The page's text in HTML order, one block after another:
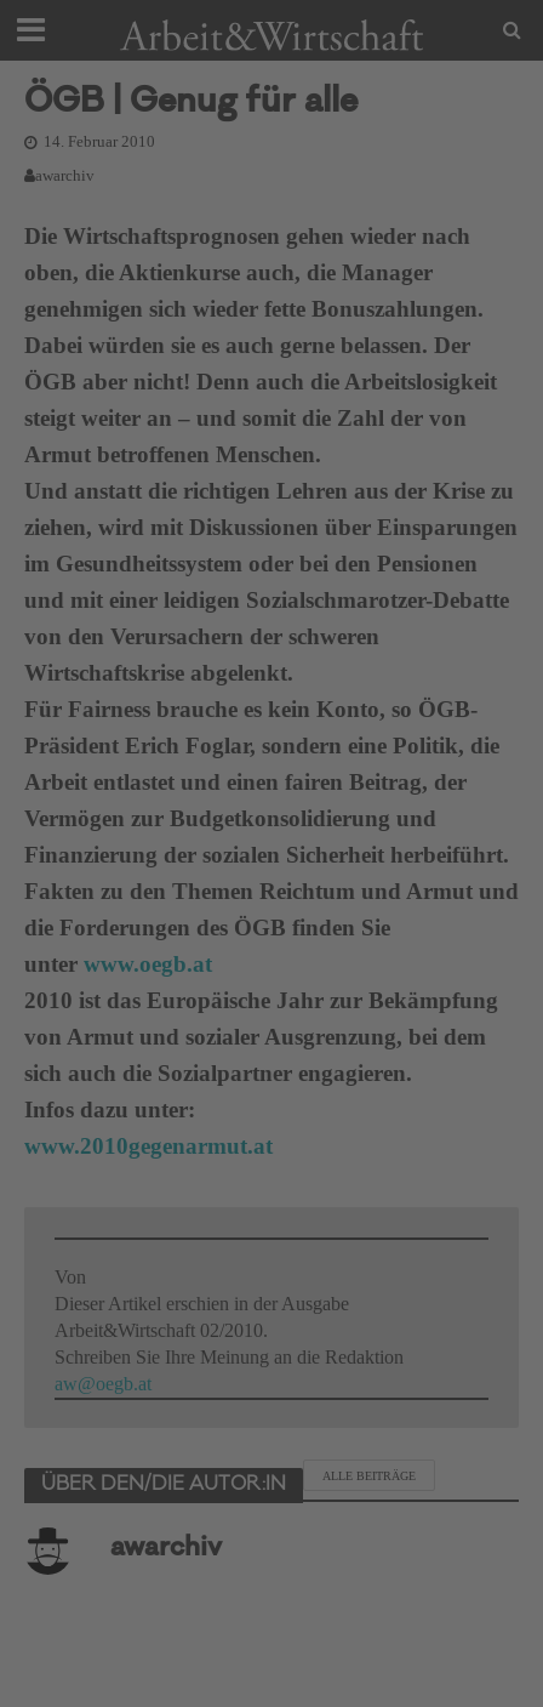
ÖGB | Genug für alle
14. Februar 2010
awarchiv
Die Wirtschaftsprognosen gehen wieder nach
oben, die Aktienkurse auch, die Manager
genehmigen sich wieder fette Bonuszahlungen.
Dabei würden sie es auch gerne belassen. Der
ÖGB aber nicht! Denn auch die Arbeitslosigkeit
steigt weiter an – und somit die Zahl der von
Armut betroffenen Menschen.
Und anstatt die richtigen Lehren aus der Krise zu
ziehen, wird mit Diskussionen über Einsparungen
im Gesundheitssystem oder bei den Pensionen
und mit einer leidigen Sozialschmarotzer-Debatte
von den Verursachern der schweren
Wirtschaftskrise abgelenkt.
Für Fairness brauche es kein Konto, so ÖGB-
Präsident Erich Foglar, sondern eine Politik, die
Arbeit entlastet und einen fairen Beitrag, der
Vermögen zur Budgetkonsolidierung und
Finanzierung der sozialen Sicherheit herbeiführt.
Fakten zu den Themen Reichtum und Armut und
die Forderungen des ÖGB finden Sie
unter www.oegb.at
2010 ist das Europäische Jahr zur Bekämpfung
von Armut und sozialer Ausgrenzung, bei dem
sich auch die Sozialpartner engagieren.
Infos dazu unter:
www.2010gegenarmut.at
Von
Dieser Artikel erschien in der Ausgabe
Arbeit&Wirtschaft 02/2010.
Schreiben Sie Ihre Meinung an die Redaktion
aw@oegb.at
ÜBER DEN/DIE AUTOR:IN
ALLE BEITRÄGE
awarchiv